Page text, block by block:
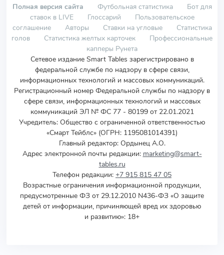
Полная версия сайта Футбольная статистика
Бот для
ставок в LIVE
Глоссарий
Пользовательское
соглашение
Авторы Ставки на угловые
Статистика
голов
Статистика желтых карточек
Профессиональные
капперы Рунета
Сетевое издание Smart Tables зарегистрировано в
федеральной службе по надзору в сфере связи,
информационных технологий и массовых коммуникаций.
Регистрационный номер Федеральной службы по надзору в
сфере связи, информационных технологий и массовых
коммуникаций ЭЛ № ФС 77 - 80199 от 22.01.2021
Учредитель: Общество с ограниченной ответственностью
«Смарт Тейблс» (ОГРН: 1195081014391)
Главный редактор: Ордынец А.О.
Адрес электронной почты редакции: marketing@smart-
tables.ru
Телефон редакции: +7 915 815 47 05
Возрастные ограничения информационной продукции,
предусмотренные ФЗ от 29.12.2010 N436-ФЗ «О защите
детей от информации, причиняющей вред их здоровью
и развитию»: 18+